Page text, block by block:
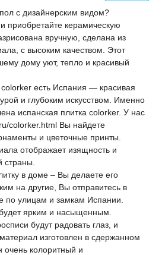
с дизайнерским видом?
приобретайте керамическую
вручную, сделана из
с высоким качеством. Этот
дому уют, тепло и красивый
colorker есть Испания — красивая
и глубоким искусством. Именно
испанская плитка colorker. У нас
colorker.html Вы найдете
и цветочные принты.
отображает изящность и
страны.
в доме – Вы делаете его
на другие, Вы отправитесь в
по улицам и замкам Испании.
ярким и насыщенным.
будут радовать глаз, и
изготовлен в сдержанном
очень колоритный и